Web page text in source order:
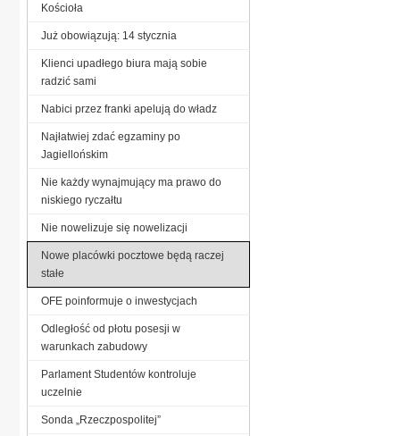
Kościoła
Już obowiązują: 14 stycznia
Klienci upadłego biura mają sobie
radzić sami
Nabici przez franki apelują do władz
Najłatwiej zdać egzaminy po
Jagiellońskim
Nie każdy wynajmujący ma prawo do
niskiego ryczałtu
Nie nowelizuje się nowelizacji
Nowe placówki pocztowe będą raczej
stałe
OFE poinformuje o inwestycjach
Odległość od płotu posesji w
warunkach zabudowy
Parlament Studentów kontroluje
uczelnie
Sonda „Rzeczpospolitej”